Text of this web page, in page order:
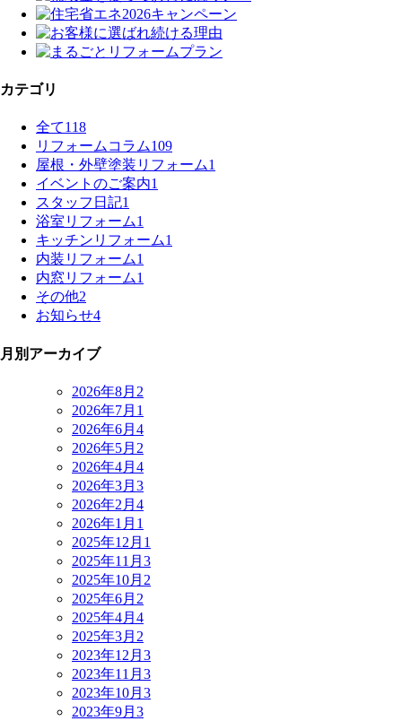
カテゴリ
全て118
リフォームコラム109
屋根・外壁塗装リフォーム1
イベントのご案内1
スタッフ日記1
浴室リフォーム1
キッチンリフォーム1
内装リフォーム1
内窓リフォーム1
その他2
お知らせ4
月別アーカイブ
2026年8月 2
2026年7月 1
2026年6月 4
2026年5月 2
2026年4月 4
2026年3月 3
2026年2月 4
2026年1月 1
2025年12月 1
2025年11月 3
2025年10月 2
2025年6月 2
2025年4月 4
2025年3月 2
2023年12月 3
2023年11月 3
2023年10月 3
2023年9月 3